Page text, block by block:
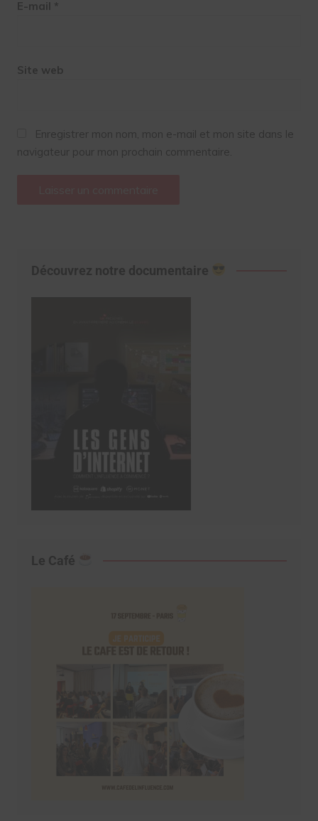
E-mail *
Site web
Enregistrer mon nom, mon e-mail et mon site dans le
navigateur pour mon prochain commentaire.
Découvrez notre documentaire
Le Café